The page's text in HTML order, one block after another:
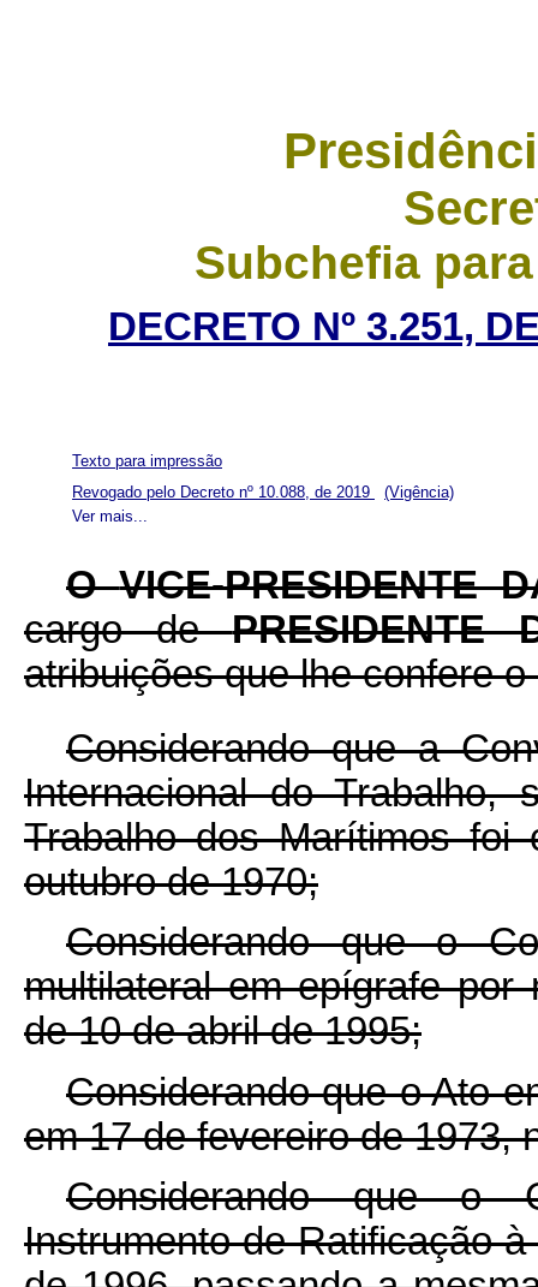
Subchefia
DECRETO Nº 3.251,
Ver mais...
Texto para impressão
Revogado pelo Decreto nº 10.088, de 2019
(Vigência)
OVICE-PRESIDENTE
cargo de
atribuições que lhe confere
Considerando que a
Internacional do Trabalho,
Trabalho dos Marítimos
outubro de 1970;
Considerando que o
multilateral em epígrafe por
de 10 de abril de 1995;
Considerando que o Ato
em 17 de fevereiro de 1973,
Considerando que o
Instrumento de Ratificação